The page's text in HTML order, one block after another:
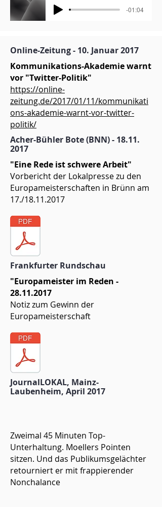
-01:04
Online-Zeitung - 10. Januar 2017
Kommunikations-Akademie warnt
vor "Twitter-Politik"
https://online-
zeitung.de/2017/01/11/kommunikati
ons-akademie-warnt-vor-twitter-
politik/
Acher-Bühler Bote (BNN) - 18.11.
2017
"Eine Rede ist schwere Arbeit"
Vorbericht der Lokalpresse zu den
Europameisterschaften in Brünn am
17./18.11.2017
Frankfurter Rundschau
"Europameister im Reden -
28.11.2017
Notiz zum Gewinn der
Europameisterschaft
JournalLOKAL, Mainz-
Laubenheim, April 2017
Zweimal 45 Minuten Top-
Unterhaltung. Moellers Pointen
sitzen. Und das Publikumsgelächter
retourniert er mit frappierender
Nonchalance